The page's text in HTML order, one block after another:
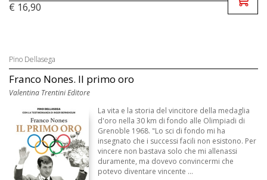
€ 16,90
Pino Dellasega
Franco Nones. Il primo oro
Valentina Trentini Editore
La vita e la storia del vincitore della medaglia
d'oro nella 30 km di fondo alle Olimpiadi di
Grenoble 1968. "Lo sci di fondo mi ha
insegnato che i successi facili non esistono. Per
vincere non bastava solo che mi allenassi
duramente, ma dovevo convincermi che
potevo diventare vincente ...